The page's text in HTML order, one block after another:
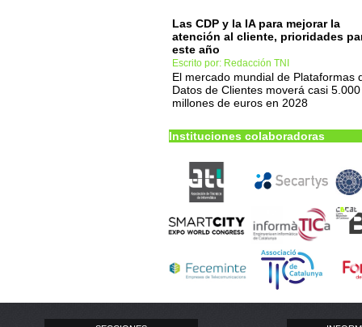
Las CDP y la IA para mejorar la
atención al cliente, prioridades
este año
Escrito por: Redacción TNI
El mercado mundial de Plataformas
Datos de Clientes moverá casi 5.000
millones de euros en 2028
Instituciones colaboradoras